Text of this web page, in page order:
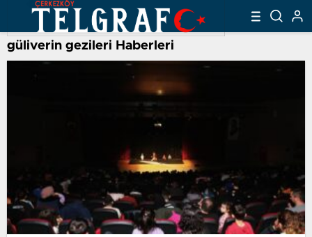
güliverin gezileri Haberleri